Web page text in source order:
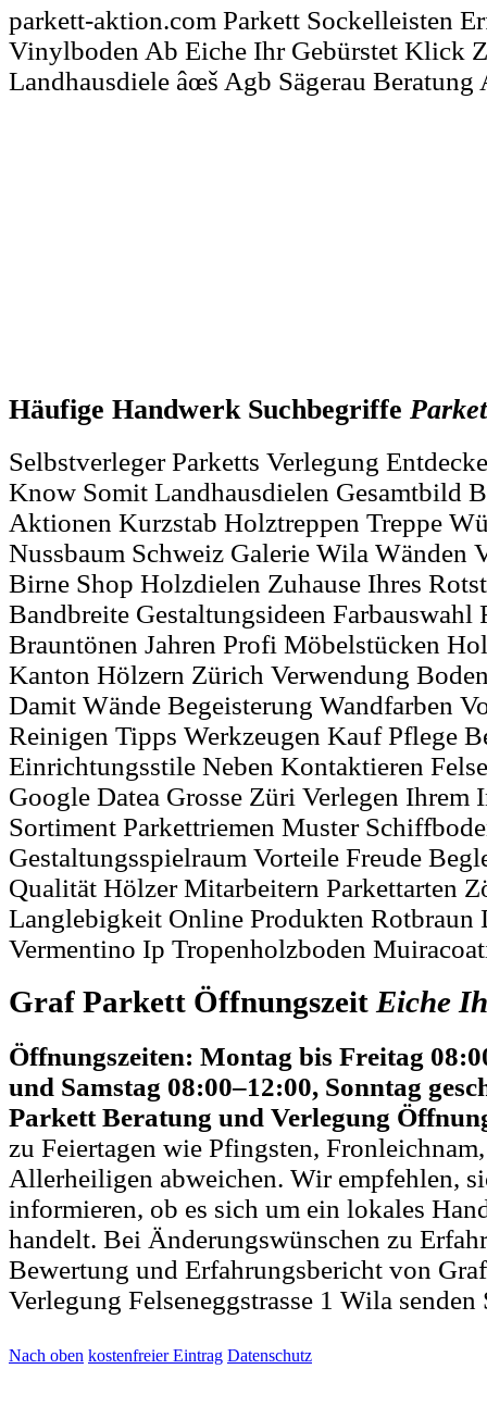
parkett-aktion.com Parkett Sockelleisten
Vinylboden Ab Eiche Ihr Gebürstet Klick
Landhausdiele âœš Agb Sägerau Beratung
Häufige Handwerk Suchbegriffe
Selbstverleger Parketts Verlegung
Know Somit Landhausdielen Gesamtbild
Aktionen Kurzstab Holztreppen Treppe
Nussbaum Schweiz Galerie Wila Wänden
Birne Shop Holzdielen Zuhause Ihres
Bandbreite Gestaltungsideen Farbauswahl
Brauntönen Jahren Profi Möbelstücken
Kanton Hölzern Zürich Verwendung
Damit Wände Begeisterung Wandfarben
Reinigen Tipps Werkzeugen Kauf Pflege
Einrichtungsstile Neben Kontaktieren
Google Datea Grosse Züri Verlegen
Sortiment Parkettriemen Muster
Gestaltungsspielraum Vorteile Freude
Qualität Hölzer Mitarbeitern Parkettarten
Langlebigkeit Online Produkten Rotbraun
Vermentino Ip Tropenholzboden
Graf Parkett ÖffnungszeitEiche
Öffnungszeiten: Montag bis Freitag
und Samstag 08:00–12:00, Sonntag
Parkett Beratung und Verlegung
zu Feiertagen wie Pfingsten,
Allerheiligen abweichen. Wir empfehlen,
informieren, ob es sich um ein lokales
handelt. Bei Änderungswünschen zu
Bewertung und Erfahrungsbericht von
Verlegung Felseneggstrasse 1 Wila
Nach oben kostenfreier Eintrag Datenschutz